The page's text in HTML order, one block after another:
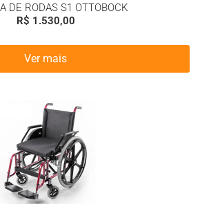
DE RODAS S1 OTTOBOCK
R$ 1.530,00
Ver mais